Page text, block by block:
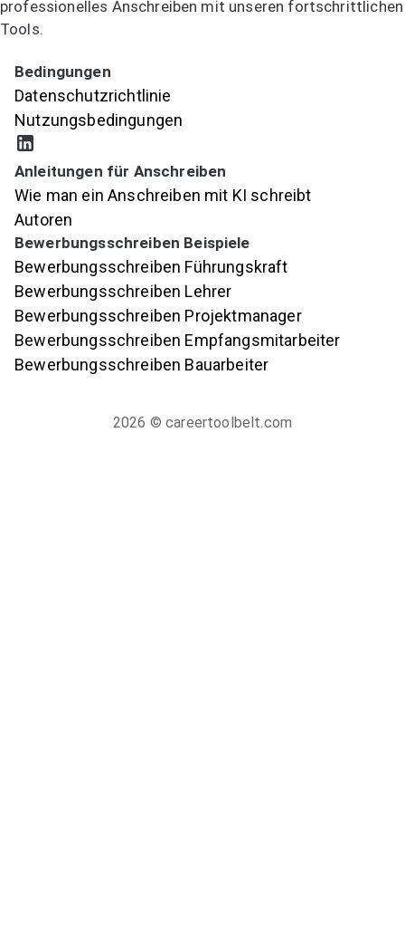
professionelles Anschreiben mit unseren fortschrittlichen
Tools.
Bedingungen
Datenschutzrichtlinie
Nutzungsbedingungen
Anleitungen für Anschreiben
Wie man ein Anschreiben mit KI schreibt
Autoren
Bewerbungsschreiben Beispiele
Bewerbungsschreiben Führungskraft
Bewerbungsschreiben Lehrer
Bewerbungsschreiben Projektmanager
Bewerbungsschreiben Empfangsmitarbeiter
Bewerbungsschreiben Bauarbeiter
2026 © careertoolbelt.com